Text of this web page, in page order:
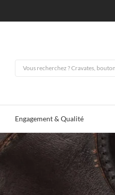
Engagement & Qualité